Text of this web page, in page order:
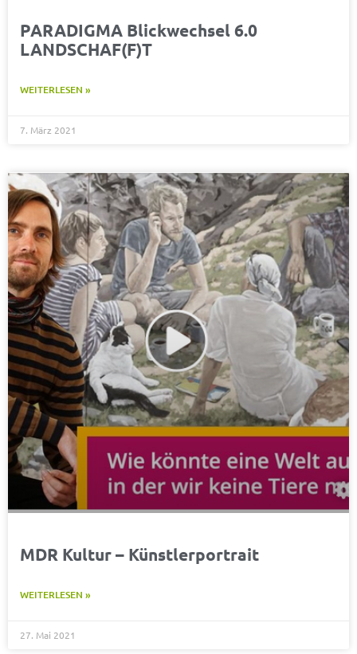
PARADIGMA Blickwechsel 6.0
LANDSCHAF(F)T
WEITERLESEN »
7. März 2021
MDR Kultur – Künstlerportrait
WEITERLESEN »
27. Mai 2021